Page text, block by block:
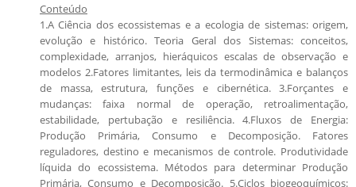
Conteúdo
1.A Ciência dos ecossistemas e a ecologia de sistemas: origem,
evolução e histórico. Teoria Geral dos Sistemas: conceitos,
complexidade, arranjos, hieráquicos escalas de observação e
modelos 2.Fatores limitantes, leis da termodinâmica e balanços
de massa, estrutura, funções e cibernética. 3.Forçantes e
mudanças: faixa normal de operação, retroalimentação,
estabilidade, pertubação e resiliência. 4.Fluxos de Energia:
Produção Primária, Consumo e Decomposição. Fatores
reguladores, destino e mecanismos de controle. Produtividade
líquida do ecossistema. Métodos para determinar Produção
Primária, Consumo e Decomposição. 5.Ciclos biogeoquímicos: